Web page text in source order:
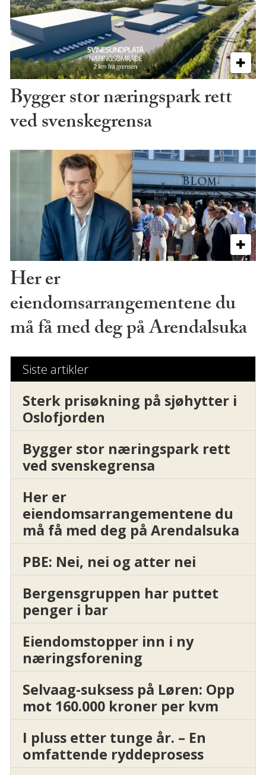
Bygger stor næringspark rett
ved svenskegrensa
Her er
eiendomsarrangementene du
må få med deg på Arendalsuka
Siste artikler
Sterk prisøkning på sjøhytter i
Oslofjorden
Bygger stor næringspark rett
ved svenskegrensa
Her er
eiendomsarrangementene du
må få med deg på Arendalsuka
PBE: Nei, nei og atter nei
Bergensgruppen har puttet
penger i bar
Eiendomstopper inn i ny
næringsforening
Selvaag-suksess på Løren: Opp
mot 160.000 kroner per kvm
I pluss etter tunge år. – En
omfattende ryddeprosess